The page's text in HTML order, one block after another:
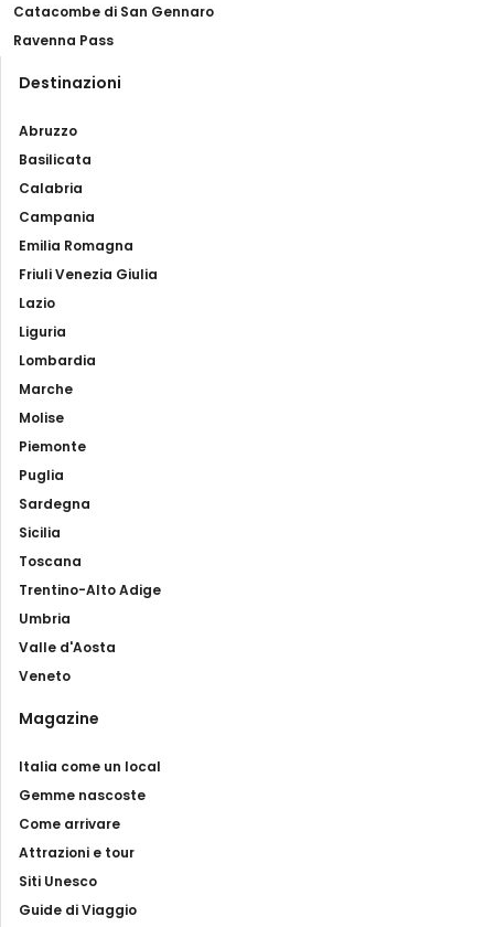
Catacombe di San Gennaro
Ravenna Pass
Destinazioni
Abruzzo
Basilicata
Calabria
Campania
Emilia Romagna
Friuli Venezia Giulia
Lazio
Liguria
Lombardia
Marche
Molise
Piemonte
Puglia
Sardegna
Sicilia
Toscana
Trentino-Alto Adige
Umbria
Valle d'Aosta
Veneto
Magazine
Italia come un local
Gemme nascoste
Come arrivare
Attrazioni e tour
Siti Unesco
Guide di Viaggio